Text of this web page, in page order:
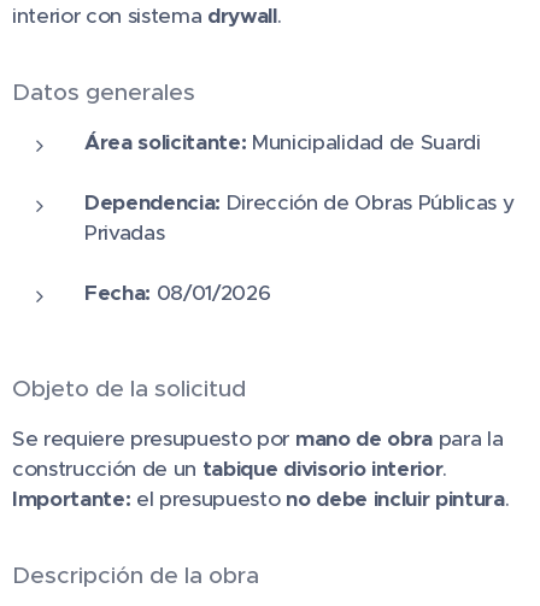
interior con sistema drywall.
Datos generales
Área solicitante: Municipalidad de Suardi
Dependencia: Dirección de Obras Públicas y
Privadas
Fecha: 08/01/2026
Objeto de la solicitud
Se requiere presupuesto por mano de obrapara la
construcción de un tabique divisorio interior.
Importante: el presupuesto no debe incluir pintura.
Descripción de la obra